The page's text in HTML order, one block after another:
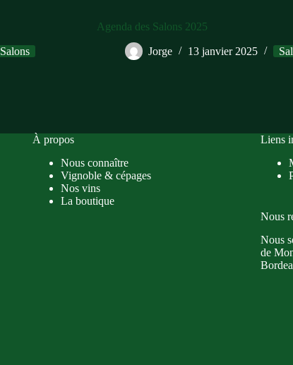
Salons
Agenda des Salons 2025
Jorge 13 janvier 2025
À propos
Nous connaître
Vignoble & cépages
Nos vins
La boutique
Liens
Nous
Nous
de